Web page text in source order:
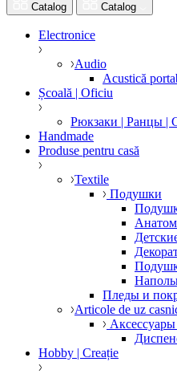
Catalog Catalog
Electronice
Audio
Acustică
Școală | Oficiu
Рюкзаки | Ранцы |
Handmade
Produse pentru casă
Textile
Подушки
Пледы и
Articole de uz
Hobby | Creație